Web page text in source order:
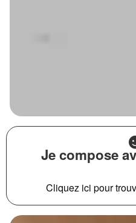
Je compose
Cliquez ici pour